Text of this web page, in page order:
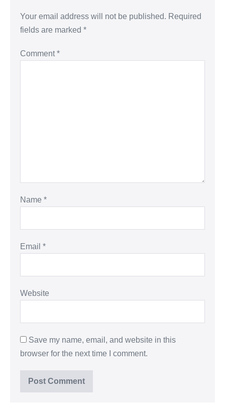
Your email address will not be published. Required
fields are marked *
Comment*
Name *
Email *
Website
Save my name, email, and website in this
browser for the next time I comment.